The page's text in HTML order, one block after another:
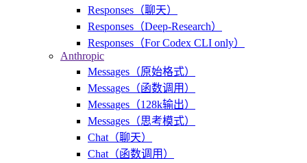
Responses（聊天）
Responses（Deep-Research）
Responses（For Codex CLI only）
Anthropic
Messages（原始格式）
Messages（函数调用）
Messages（128k输出）
Messages（思考模式）
Chat（聊天）
Chat（函数调用）